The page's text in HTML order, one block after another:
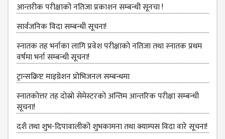
DEPARTMENT
ECA
DEPARTMENT
NEPALI
DEPARTMENT
ENGLISH
DEPARTMENT
HUMANITIES &
आन्तरीक परीक्षाको नतिजा प्रकाशन सम्बन्धी सूनचा !
सार्वजनिक विदा सम्बन्धी सूचना!
स्नातक तह भर्नाका लागि प्रवेश परीक्षाको नतिजा तथा स्नातक प्रथम
वर्षमा भर्ना सम्बन्धी सूचना!
ट्रान्सक्रिप्ट माइग्रेशन प्रोभिजनल सम्बन्धमा
स्नातकोत्तर तह दोस्रो सेमेस्टरको अन्तिम आन्तरिक परीक्षा सम्बन्धी
सूचना!
दशै तथा शुभ-दिपावालीको शुभकामना तथा क्याम्पस विदा वारे सूचना!